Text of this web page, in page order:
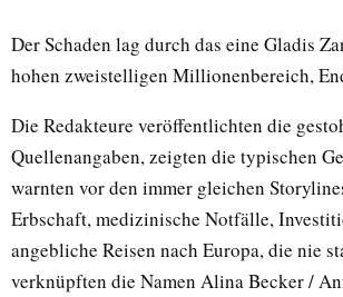
Der Schaden lag durch das eine Gladis
hohen zweistelligen Millionenbereich,
Die Redakteure veröffentlichten die
Quellenangaben, zeigten die typischen
warnten vor den immer gleichen
Erbschaft, medizinische Notfälle,
angebliche Reisen nach Europa, die nie
verknüpften die Namen Alina Becker /